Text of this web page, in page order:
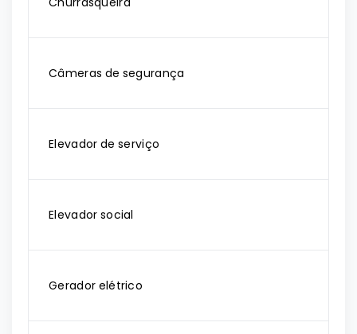
Câmeras de segurança
Elevador de serviço
Elevador social
Gerador elétrico